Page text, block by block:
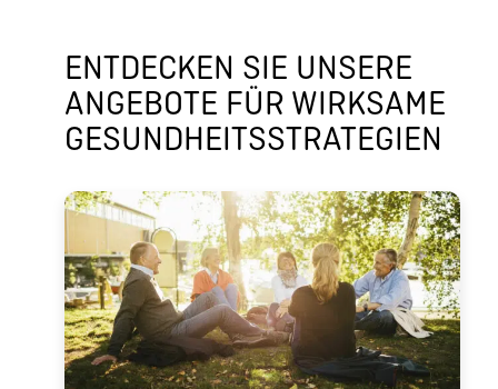
ENTDECKEN SIE UNSERE
ANGEBOTE FÜR WIRKSAME
GESUND­HEITS­STRA­TE­GIEN